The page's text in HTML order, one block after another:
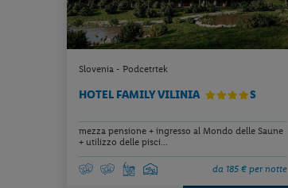
Slovenia - Podcetrtek
HOTEL FAMILY VILINIA S
mezza pensione + ingresso al Mondo delle Saune
+ utilizzo delle pisci...
da 185 € per notte